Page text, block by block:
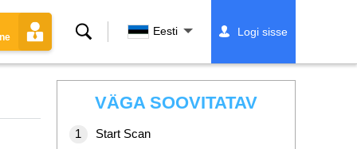
Otsing Eesti Logi sisse
VÄGA SOOVITATAV
Start Scan